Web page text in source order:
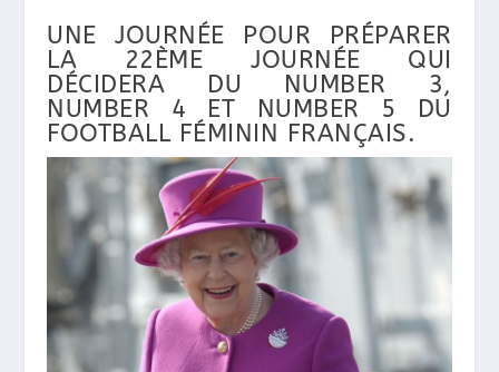
UNE JOURNÉE POUR PRÉPARER
LA 22ÈME JOURNÉE QUI
DÉCIDERA DU NUMBER 3,
NUMBER 4 ET NUMBER 5 DU
FOOTBALL FÉMININ FRANÇAIS.